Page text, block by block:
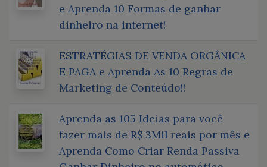
e Aprenda 10 Formas de ganhar
dinheiro na internet!
ESTRATÉGIAS DE VENDA ORGÂNICA
E PAGA e Aprenda As 10 Regras de
Marketing de Conteúdo!!
Aprenda as 105 Ideias para você
fazer mais de R$ 3Mil reais por mês e
Aprenda Como Criar Renda Passiva